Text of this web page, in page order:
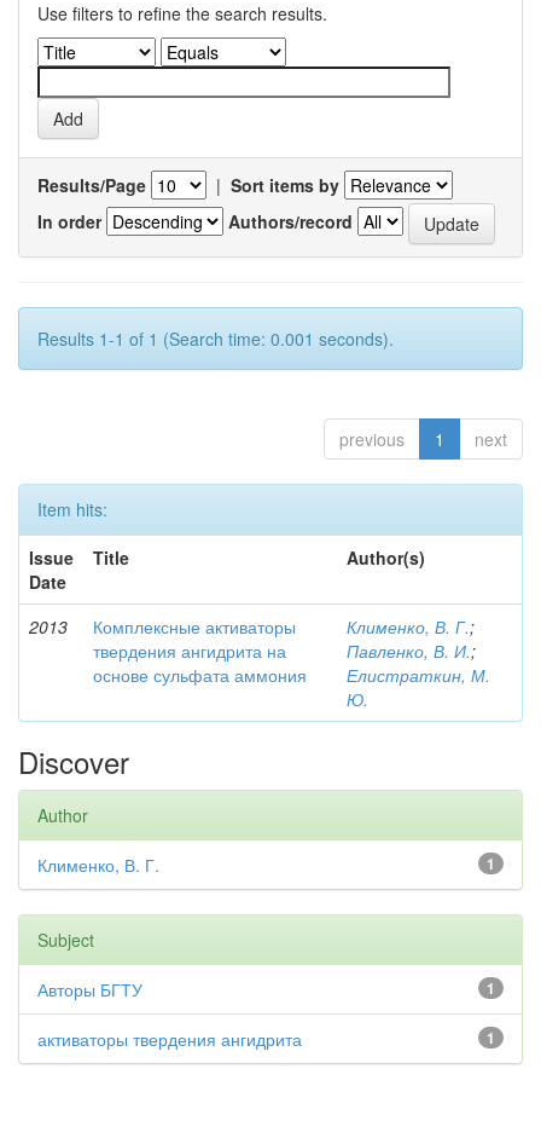
Use filters to refine the search results.
Results/Page | Sort items by
In order
Authors/record
Results 1-1 of 1 (Search time: 0.001 seconds).
previous 1 next
Item hits:
Issue
Date
Title Author(s)
2013
Комплексные активаторы
твердения ангидрита на
основе сульфата аммония
Клименко, В. Г.;
Павленко, В. И.;
Елистраткин, М.
Ю.
Discover
Author
1
Клименко, В. Г.
Subject
1
Авторы БГТУ
1
активаторы твердения ангидрита